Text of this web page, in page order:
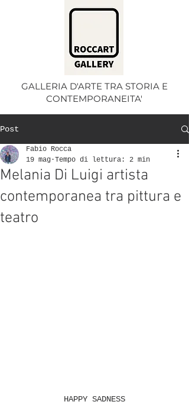
GALLERIA D'ARTE TRA STORIA E
CONTEMPORANEITA'
Post
Melania Di Luigi artista
contemporanea tra pittura e
teatro
Fabio Rocca
19 mag Tempo di lettura: 2 min
HAPPY SADNESS